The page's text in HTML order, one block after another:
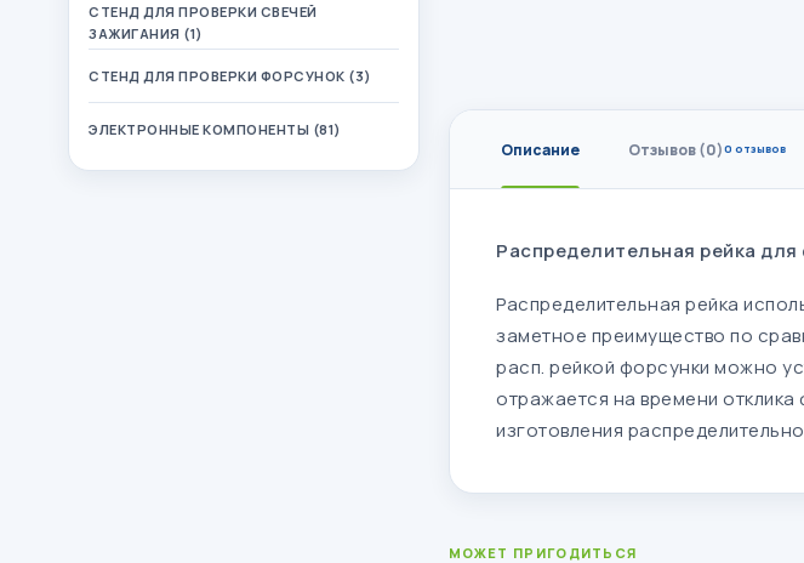
СТЕНД ДЛЯ ПРОВЕРКИ СВЕЧЕЙ
ЗАЖИГАНИЯ (1)
СТЕНД ДЛЯ ПРОВЕРКИ ФОРСУНОК (3)
ЭЛЕКТРОННЫЕ КОМПОНЕНТЫ (81)
Описание Отзывов (0)0 отзывов
Распределительная рейка
Распределительная рейка
заметное преимущество по
расп. рейкой форсунки можно
отражается на времени
изготовления
МОЖЕТ ПРИГОДИТЬСЯ